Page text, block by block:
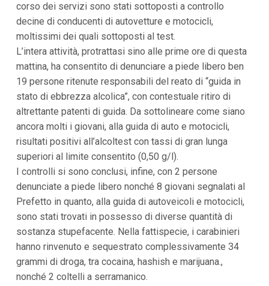
corso dei servizi sono stati sottoposti a controllo
decine di conducenti di autovetture e motocicli,
moltissimi dei quali sottoposti al test.
L’intera attività, protrattasi sino alle prime ore di questa
mattina, ha consentito di denunciare a piede libero ben
19 persone ritenute responsabili del reato di “guida in
stato di ebbrezza alcolica”, con contestuale ritiro di
altrettante patenti di guida. Da sottolineare come siano
ancora molti i giovani, alla guida di auto e motocicli,
risultati positivi all’alcoltest con tassi di gran lunga
superiori al limite consentito (0,50 g/l).
I controlli si sono conclusi, infine, con 2 persone
denunciate a piede libero nonché 8 giovani segnalati al
Prefetto in quanto, alla guida di autoveicoli e motocicli,
sono stati trovati in possesso di diverse quantità di
sostanza stupefacente. Nella fattispecie, i carabinieri
hanno rinvenuto e sequestrato complessivamente 34
grammi di droga, tra cocaina, hashish e marijuana.,
nonché 2 coltelli a serramanico.